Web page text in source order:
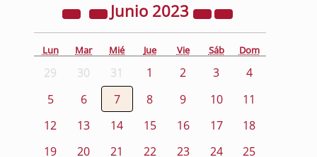
Junio 2023
Lun Mar Mié Jue Vie Sáb Dom
29 30 31 1 2 3
4
5
6 7 8 9 10
11
12
13 14 15 16 17
18
19
20 21 22 23 24
25